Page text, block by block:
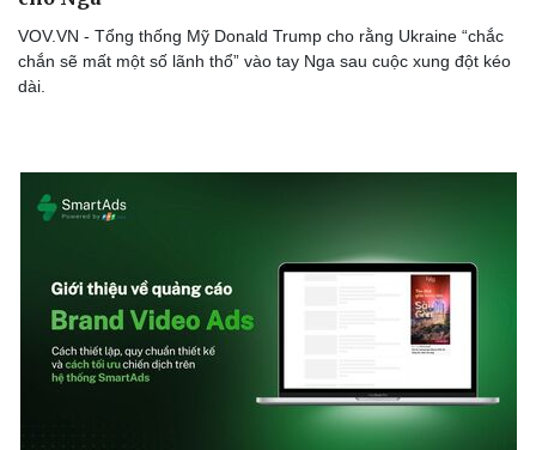
Doanh nghiệp 24h
Doanh nhân
Vì cộng đồng
Tin Công nghệ
VOV.VN - Tổng thống Mỹ Donald Trump cho rằng Ukraine “chắc
chắn sẽ mất một số lãnh thổ” vào tay Nga sau cuộc xung đột kéo
dài.